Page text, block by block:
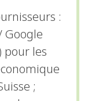
:
Google
les
;